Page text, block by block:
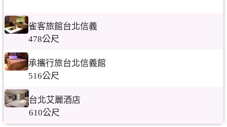
雀客旅館台北信義
478公尺
承攜行旅台北信義館
516公尺
台北艾麗酒店
610公尺